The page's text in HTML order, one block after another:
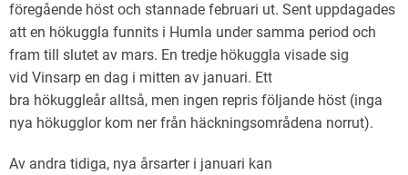
föregående höst och stannade februari ut. Sent uppdagades
att en hökuggla funnits i Humla under samma period och
fram till slutet av mars. En tredje hökuggla visade sig
vid Vinsarp en dag i mitten av januari. Ett
bra hökuggleår alltså, men ingen repris följande höst (inga
nya hökugglor kom ner från häckningsområdena norrut).
Av andra tidiga, nya årsarter i januari kan